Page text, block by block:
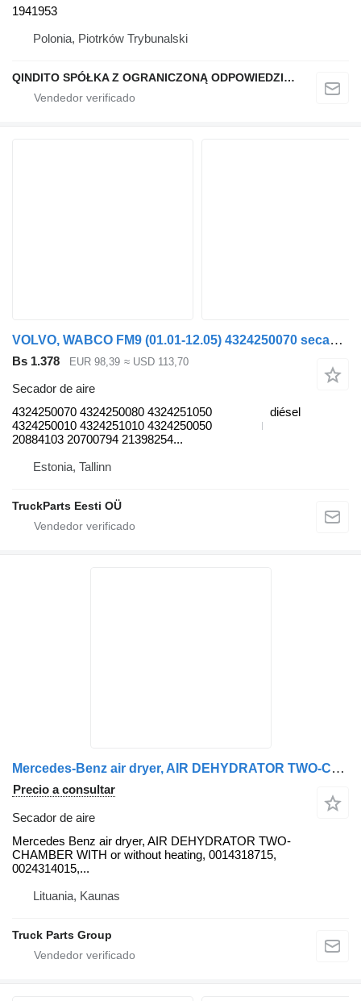
1941953
Polonia, Piotrków Trybunalski
QINDITO SPÓŁKA Z OGRANICZONĄ ODPOWIEDZIALNOŚCIĄ
VOLVO, WABCO FM9 (01.01-12.05) 4324250070 secador de aire para Volvo FM7-FM12, FM, FMX (1998-2014) cabeza tractora
Bs 1.378 EUR 98,39 ≈ USD 113,70
Secador de aire
4324250070 4324250080 4324251050
4324250010 4324251010 4324250050
20884103 20700794 21398254...
diésel
Estonia, Tallinn
TruckParts Eesti OÜ
Mercedes-Benz air dryer, AIR DEHYDRATOR TWO-CHAMBER DEHYDRATOR WITH or without Mercedes secador de aire para Mercedes-Benz Actros, Atego cabeza tractora
Precio a consultar
Secador de aire
Mercedes Benz air dryer, AIR DEHYDRATOR TWO-
CHAMBER WITH or without heating, 0014318715,
0024314015,...
Lituania, Kaunas
Truck Parts Group